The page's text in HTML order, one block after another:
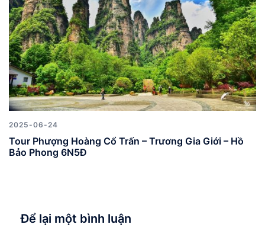
2025-06-24
Tour Phượng Hoàng Cổ Trấn – Trương Gia Giới – Hồ
Bảo Phong 6N5Đ
Để lại một bình luận